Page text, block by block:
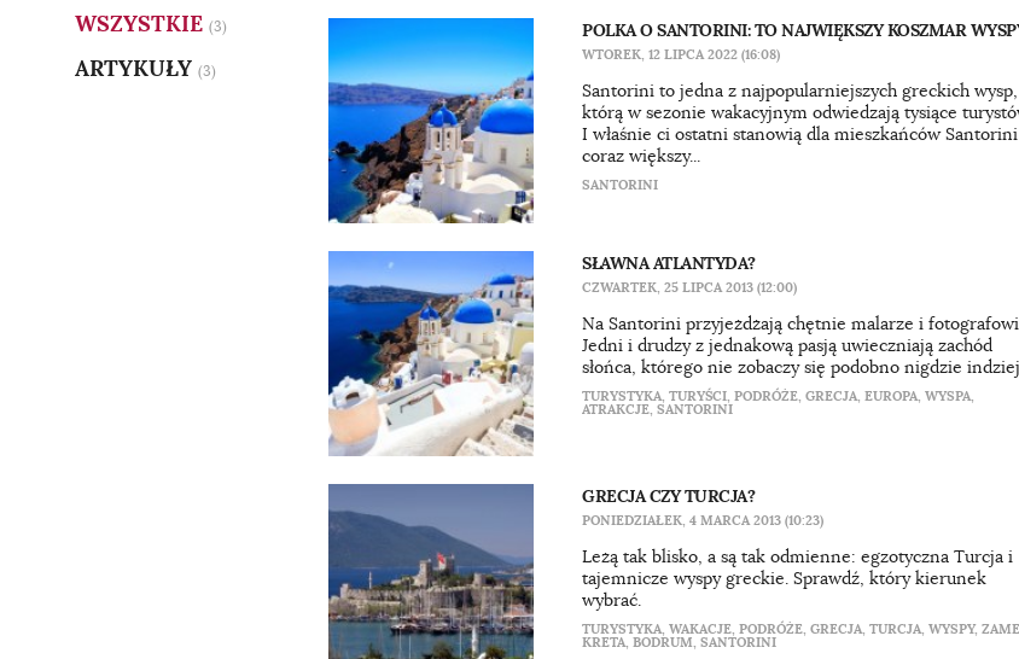
WSZYSTKIE (3)
ARTYKUŁY (3)
POLKA O SANTORINI: TO NAJWIĘKSZY KOSZMAR
WTOREK, 12 LIPCA 2022 (16:08)
Santorini to jedna z najpopularniejszych greckich wysp,
którą w sezonie wakacyjnym odwiedzają tysiące
I właśnie ci ostatni stanowią dla mieszkańców Santorini
coraz większy...
SANTORINI
SŁAWNA ATLANTYDA?
CZWARTEK, 25 LIPCA 2013 (12:00)
Na Santorini przyjeżdżają chętnie malarze i
Jedni i drudzy z jednakową pasją uwieczniają zachód
słońca, którego nie zobaczy się podobno nigdzie
TURYSTYKA, TURYŚCI, PODRÓŻE, GRECJA, EUROPA, WYSPA,
ATRAKCJE, SANTORINI
GRECJA CZY TURCJA?
PONIEDZIAŁEK, 4 MARCA 2013 (10:23)
Leżą tak blisko, a są tak odmienne: egzotyczna Turcja i
tajemnicze wyspy greckie. Sprawdź, który kierunek
wybrać.
TURYSTYKA, WAKACJE, PODRÓŻE, GRECJA, TURCJA, WYSPY,
KRETA, BODRUM, SANTORINI